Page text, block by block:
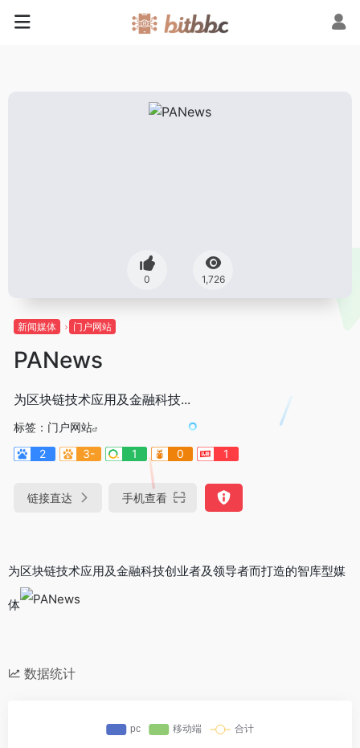
0 1,726
新闻媒体 门户网站
PANews
为区块链技术应用及金融科技...
标签： 门户网站
2
3- 1 0 1
链接直达 手机查看
为区块链技术应用及金融科技创业者及领导者而打造的智库型媒
体
数据统计